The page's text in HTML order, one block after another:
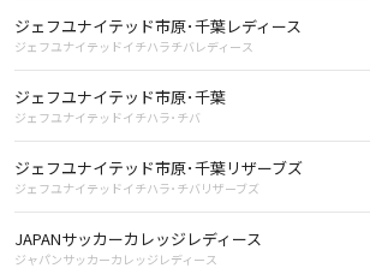
ジェフユナイテッド市原･千葉レディース
ジェフユナイテッドイチハラチバレディース
ジェフユナイテッド市原･千葉
ジェフユナイテッドイチハラ･チバ
ジェフユナイテッド市原･千葉リザーブズ
ジェフユナイテッドイチハラ･チバリザーブズ
JAPANサッカーカレッジレディース
ジャパンサッカーカレッジレディース